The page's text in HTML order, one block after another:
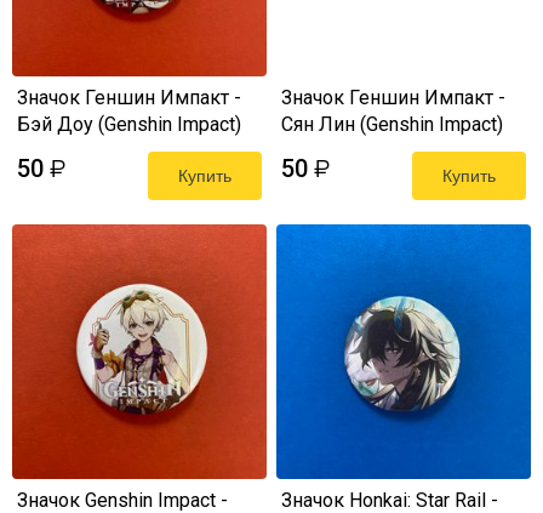
Значок Геншин Импакт -
Бэй Доу (Genshin Impact)
50 ₽ Купить
Значок Геншин Импакт -
Сян Лин (Genshin Impact)
50 ₽ Купить
Значок Genshin Impact - Значок Honkai: Star Rail -